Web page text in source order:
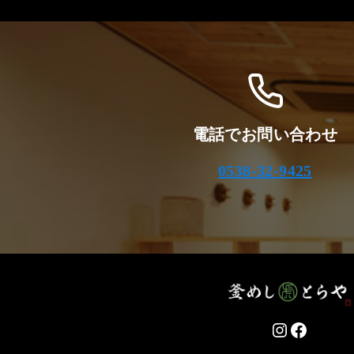
電話でお問い合わせ
0538-32-9425
Instagram